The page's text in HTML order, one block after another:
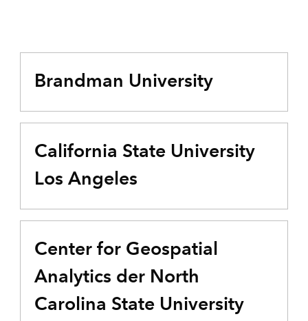
Brandman University
California State University
Los Angeles
Center for Geospatial
Analytics der North
Carolina State University